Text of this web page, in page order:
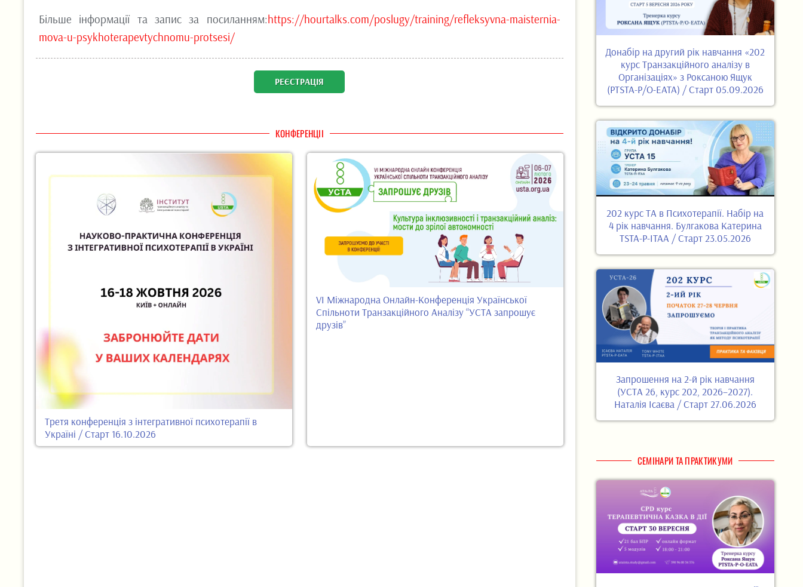
Більше інформації та запис за посиланням:https://hourtalks.com/poslugy/training/refleksyvna-maisternia-
mova-u-psykhoterapevtychnomu-protsesi/
РЕЄСТРАЦІЯ
КОНФЕРЕНЦІІ
Третя конференція з інтегративної психотерапії в
Україні / Старт 16.10.2026
VI Міжнародна Онлайн-Конференція Української
Спільноти Транзакційного Аналізу “УСТА запрошує
друзів”
Донабір на другий рік навчання «202
курс Транзакційного аналізу в
Організаціях» з Роксаною Ящук
(PTSTA-P/O-EATA) / Старт 05.09.2026
202 курс ТА в Психотерапії. Набір на
4 рік навчання. Булгакова Катерина
TSTA-P-ITAA / Старт 23.05.2026
Запрошення на 2-й рік навчання
(УСТА 26, курс 202, 2026–2027).
Наталія Ісаєва / Старт 27.06.2026
СЕМІНАРИ ТА ПРАКТИКУМИ